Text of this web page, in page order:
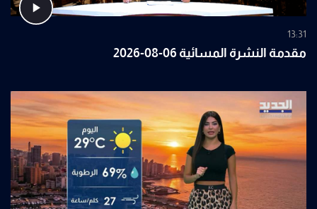
13:31
مقدمة النشرة المسائية 06-08-2026